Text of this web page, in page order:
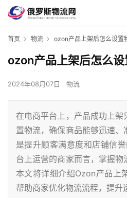
首页 物流 ozon产品上架后怎么设置
ozon产品上架后怎么
2024年08月07日 物流
在电商平台上，产品成功上架
置物流，确保商品能够迅速、
是提升顾客满意度和店铺信
台上运营的商家而言，掌握物
本文将详细介绍Ozon产品上
帮助商家优化物流流程，提升